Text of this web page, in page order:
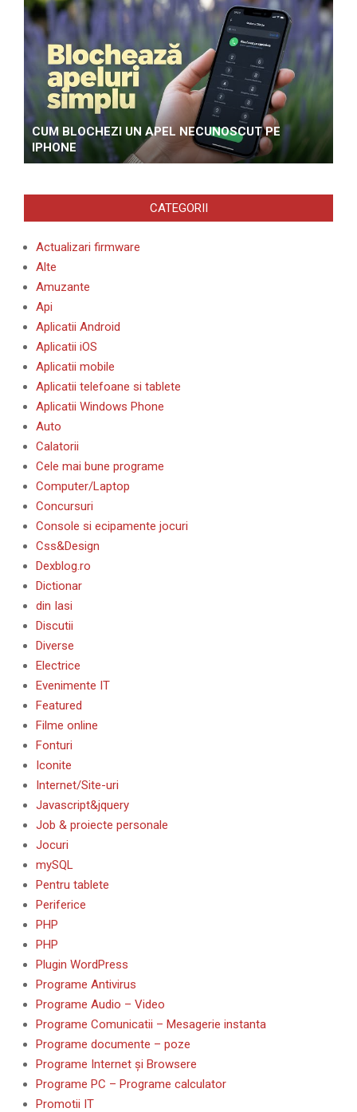
CUM BLOCHEZI UN APEL NECUNOSCUT PE
IPHONE
CATEGORII
Actualizari firmware
Alte
Amuzante
Api
Aplicatii Android
Aplicatii iOS
Aplicatii mobile
Aplicatii telefoane si tablete
Aplicatii Windows Phone
Auto
Calatorii
Cele mai bune programe
Computer/Laptop
Concursuri
Console si ecipamente jocuri
Css&Design
Dexblog.ro
Dictionar
din Iasi
Discutii
Diverse
Electrice
Evenimente IT
Featured
Filme online
Fonturi
Iconite
Internet/Site-uri
Javascript&jquery
Job & proiecte personale
Jocuri
mySQL
Pentru tablete
Periferice
PHP
PHP
Plugin WordPress
Programe Antivirus
Programe Audio – Video
Programe Comunicatii – Mesagerie instanta
Programe documente – poze
Programe Internet și Browsere
Programe PC – Programe calculator
Promotii IT